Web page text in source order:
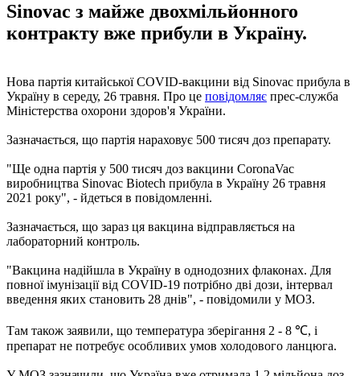
Sinovac з майже двохмільйонного
контракту вже прибули в Україну.
Нова партія китайської COVID-вакцини від Sinovac прибула в
Україну в середу, 26 травня. Про це повідомляє прес-служба
Міністерства охорони здоров'я України.
Зазначається, що партія нараховує 500 тисяч доз препарату.
"Ще одна партія у 500 тисяч доз вакцини CoronaVac
виробництва Sinovac Biotech прибула в Україну 26 травня
2021 року", - йдеться в повідомленні.
Зазначається, що зараз ця вакцина відправляється на
лабораторний контроль.
"Вакцина надійшла в Україну в однодозних флаконах. Для
повної імунізації від COVID-19 потрібно дві дози, інтервал
введення яких становить 28 днів", - повідомили у МОЗ.
Там також заявили, що температура зберігання 2 - 8 ℃, і
препарат не потребує особливих умов холодового ланцюга.